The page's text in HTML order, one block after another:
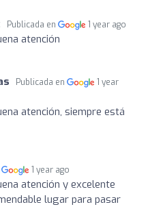
Publicada en 1 year ago
atención
Publicada en
1 year
atención, siempre está
1 year ago
atención y excelente
lugar para pasar